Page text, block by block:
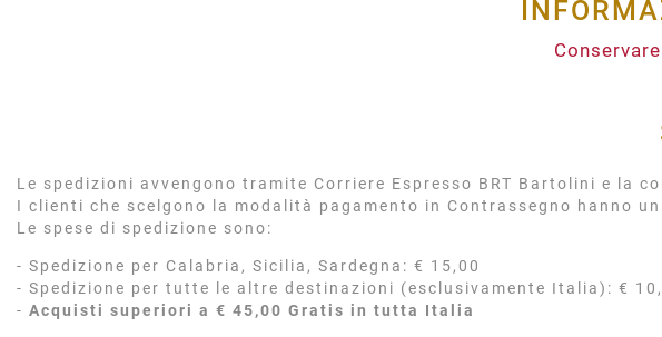
Le spedizioni avvengono tramite Corriere Espresso BRT Bartolini e la
I clienti che scelgono la modalità pagamento in Contrassegno hanno
Le spese di spedizione sono:
- Spedizione per Calabria, Sicilia, Sardegna: € 15,00
- Spedizione per tutte le altre destinazioni (esclusivamente Italia): €
- Acquisti superiori a € 45,00 Gratis in tutta Italia